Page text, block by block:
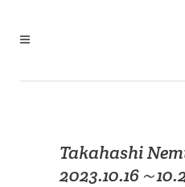
Takahashi
2023.10.16～